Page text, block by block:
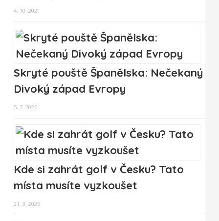
4. 10. 2021
Skryté pouště Španělska: Nečekaný
Divoký západ Evropy
5. 7. 2026
Kde si zahrát golf v Česku? Tato
místa musíte vyzkoušet
21. 3. 2025